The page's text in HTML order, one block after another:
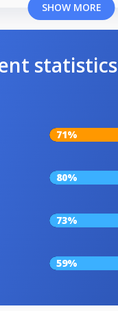
SHOW MORE
statistics
71%
80%
73%
59%